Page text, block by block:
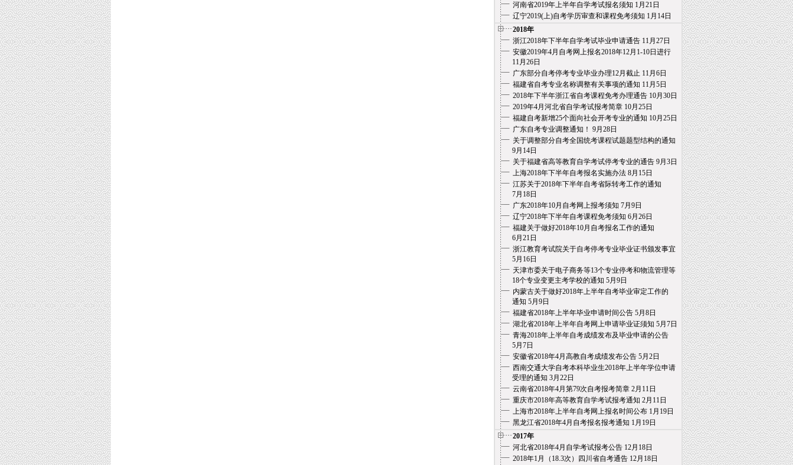
河南省2019年上半年自学考试报名须知 1月21日
辽宁2019(上)自考学历审查和课程免考须知 1月14日
2018年
浙江2018年下半年自学考试毕业申请通告11月27日
安徽2019年4月自考网上报名2018年12月1-10日进行
11月26日
广东部分自考停考专业毕业办理12月截止 11月6日
福建省自考专业名称调整有关事项的通知 11月5日
2018年下半年浙江省自考课程免考办理通告10月30日
2019年4月河北省自学考试报考简章10月25日
福建自考新增25个面向社会开考专业的通知 10月25日
广东自考专业调整通知！ 9月28日
关于调整部分自考全国统考课程试题题型结构的通知
9月14日
关于福建省高等教育自学考试停考专业的通告9月3日
上海2018年下半年自考报名实施办法8月15日
江苏关于2018年下半年自考省际转考工作的通知
7月18日
广东2018年10月自考网上报考须知 7月9日
辽宁2018年下半年自考课程免考须知 6月26日
福建关于做好2018年10月自考报名工作的通知
6月21日
浙江教育考试院关于自考停考专业毕业证书颁发事宜
5月16日
天津市委关于电子商务等13个专业停考和物流管理等
18个专业变更主考学校的通知 5月9日
内蒙古关于做好2018年上半年自考毕业审定工作的
通知 5月9日
福建省2018年上半年毕业申请时间公告5月8日
湖北省2018年上半年自考网上申请毕业证须知 5月7日
青海2018年上半年自考成绩发布及毕业申请的公告
5月7日
安徽省2018年4月高教自考成绩发布公告5月2日
西南交通大学自考本科毕业生2018年上半年学位申请
受理的通知 3月22日
云南省2018年4月第79次自考报考简章2月11日
重庆市2018年高等教育自学考试报考通知 2月11日
上海市2018年上半年自考网上报名时间公布1月19日
黑龙江省2018年4月自考报名报考通知 1月19日
2017年
河北省2018年4月自学考试报考公告12月18日
2018年1月（18.3次）四川省自考通告12月18日